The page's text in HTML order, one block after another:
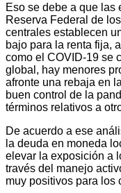
Eso se debe a que las
Reserva Federal de
centrales establecen
bajo para la renta fija,
como el COVID-19 se
global, hay menores
afronte una rebaja en
buen control de la
términos relativos a
De acuerdo a ese
la deuda en moneda
elevar la exposición a
través del manejo
muy positivos para los